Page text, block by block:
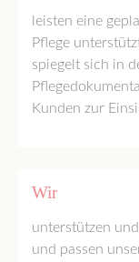
leisten eine
Pflege
spiegelt sich in
Kunden zur
Wir
unterstützen
und passen